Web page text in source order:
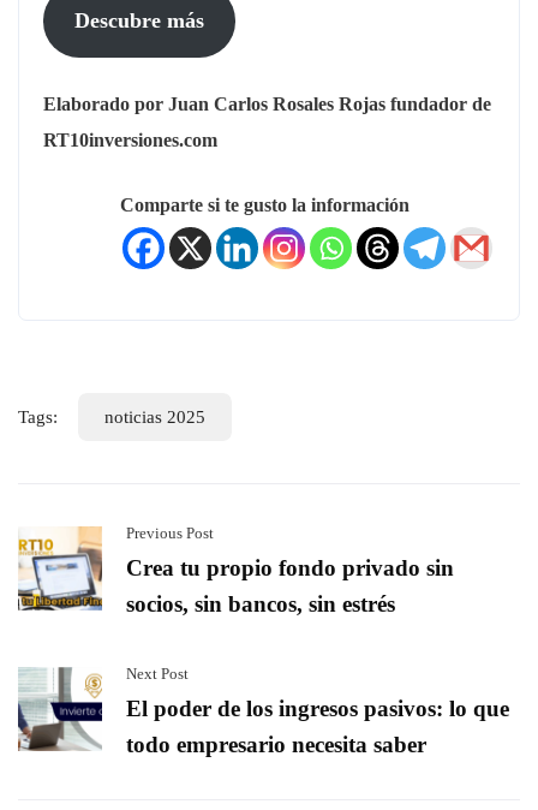
Descubre más
Elaborado por Juan Carlos Rosales Rojas fundador de
RT10inversiones.com
Comparte si te gusto la información
Tags: noticias 2025
Previous Post
Crea tu propio fondo privado sin
socios, sin bancos, sin estrés
Next Post
El poder de los ingresos pasivos: lo que
todo empresario necesita saber